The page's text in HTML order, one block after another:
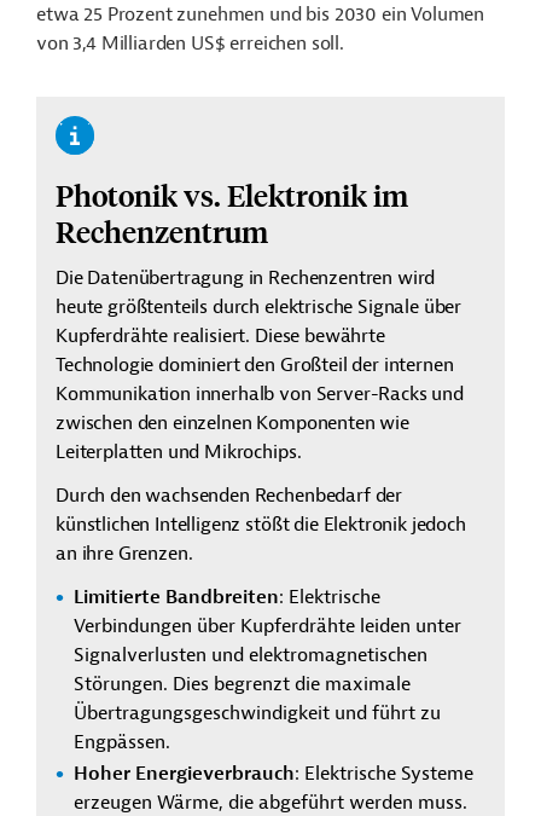
etwa 25 Prozent zunehmen und bis 2030 ein Volumen
von 3,4 Milliarden US$ erreichen soll.
Photonik vs. Elektronik im
Rechenzentrum
Die Datenübertragung in Rechenzentren wird
heute größtenteils durch elektrische Signale über
Kupferdrähte realisiert. Diese bewährte
Technologie dominiert den Großteil der internen
Kommunikation innerhalb von Server-Racks und
zwischen den einzelnen Komponenten wie
Leiterplatten und Mikrochips.
Durch den wachsenden Rechenbedarf der
künstlichen Intelligenz stößt die Elektronik jedoch
an ihre Grenzen.
Limitierte Bandbreiten: Elektrische
Verbindungen über Kupferdrähte leiden unter
Signalverlusten und elektromagnetischen
Störungen. Dies begrenzt die maximale
Übertragungsgeschwindigkeit und führt zu
Engpässen.
Hoher Energieverbrauch: Elektrische Systeme
erzeugen Wärme, die abgeführt werden muss.